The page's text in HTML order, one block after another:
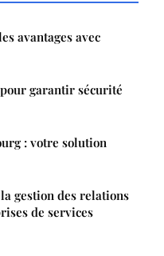
avantages avec
garantir sécurité
: votre solution
gestion des relations
de services